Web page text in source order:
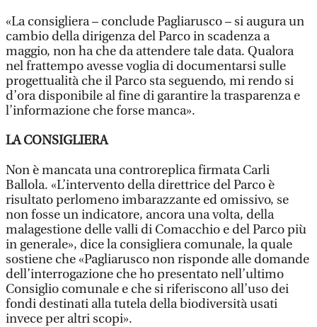
«La consigliera – conclude Pagliarusco – si augura un
cambio della dirigenza del Parco in scadenza a
maggio, non ha che da attendere tale data. Qualora
nel frattempo avesse voglia di documentarsi sulle
progettualità che il Parco sta seguendo, mi rendo si
d’ora disponibile al fine di garantire la trasparenza e
l’informazione che forse manca».
LA CONSIGLIERA
Non è mancata una controreplica firmata Carli
Ballola. «L’intervento della direttrice del Parco è
risultato perlomeno imbarazzante ed omissivo, se
non fosse un indicatore, ancora una volta, della
malagestione delle valli di Comacchio e del Parco più
in generale», dice la consigliera comunale, la quale
sostiene che «Pagliarusco non risponde alle domande
dell’interrogazione che ho presentato nell’ultimo
Consiglio comunale e che si riferiscono all’uso dei
fondi destinati alla tutela della biodiversità usati
invece per altri scopi».